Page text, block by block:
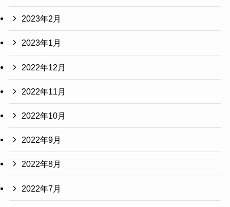
2023年2月
2023年1月
2022年12月
2022年11月
2022年10月
2022年9月
2022年8月
2022年7月